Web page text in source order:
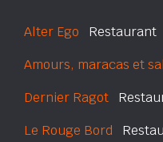
Alter Ego Restaurant
Amours, maracas et
Dernier Ragot
Le Rouge Bord